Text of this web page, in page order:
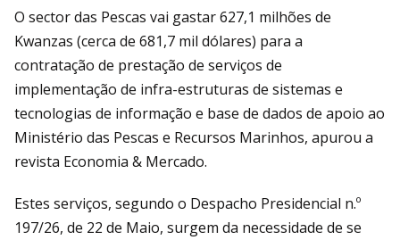
O sector das Pescas vai gastar 627,1 milhões de
Kwanzas (cerca de 681,7 mil dólares) para a
contratação de prestação de serviços de
implementação de infra-estruturas de sistemas e
tecnologias de informação e base de dados de apoio ao
Ministério das Pescas e Recursos Marinhos, apurou a
revista Economia & Mercado.
Estes serviços, segundo o Despacho Presidencial n.º
197/26, de 22 de Maio, surgem da necessidade de se